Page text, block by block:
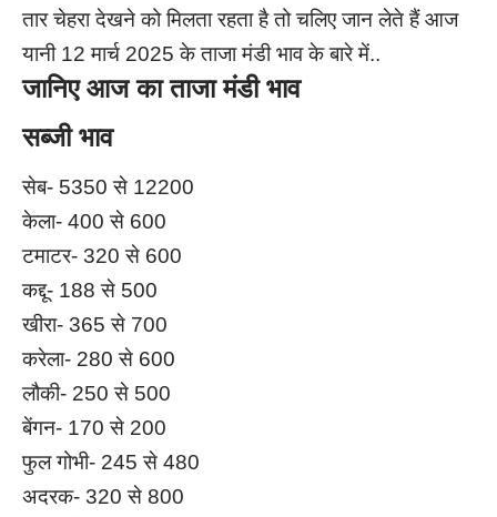
तार चेहरा देखने को मिलता रहता है तो चलिए जान लेते हैं आज
यानी 12 मार्च 2025 के ताजा मंडी भाव के बारे में..
जानिए आज का ताजा मंडी भाव
सब्जी भाव
सेब- 5350 से 12200
केला- 400 से 600
टमाटर- 320 से 600
कद्दू- 188 से 500
खीरा- 365 से 700
करेला- 280 से 600
लौकी- 250 से 500
बेंगन- 170 से 200
फुल गोभी- 245 से 480
अदरक- 320 से 800